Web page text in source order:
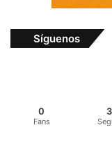
Síguenos
0
Fans